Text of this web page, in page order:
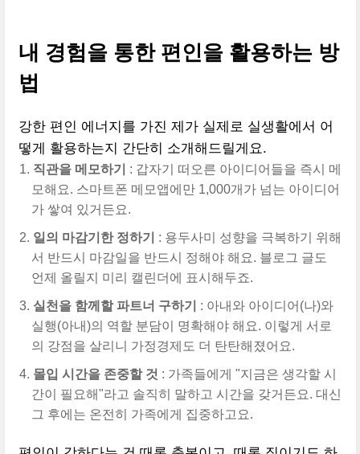
내 경험을 통한 편인을 활용하는 방
법
강한 편인 에너지를 가진 제가 실제로 실생활에서 어
떻게 활용하는지 간단히 소개해드릴게요.
직관을 메모하기
: 갑자기 떠오른 아이디어들을 즉시 메
모해요. 스마트폰 메모앱에만 1,000개가 넘는 아이디어
가 쌓여 있거든요.
일의 마감기한 정하기
: 용두사미 성향을 극복하기 위해
서 반드시 마감일을 반드시 정해야 해요. 블로그 글도
언제 올릴지 미리 캘린더에 표시해두죠.
실천을 함께할 파트너 구하기
: 아내와 아이디어(나)와
실행(아내)의 역할 분담이 명확해야 해요. 이렇게 서로
의 강점을 살리니 가정경제도 더 탄탄해졌어요.
몰입 시간을 존중할 것 : 가족들에게 "지금은 생각할 시
간이 필요해"라고 솔직히 말하고 시간을 갖거든요. 대신
그 후에는 온전히 가족에게 집중하고요.